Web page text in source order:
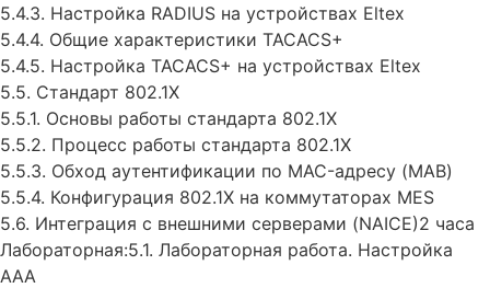
5.4.3. Настройка RADIUS на устройствах Eltex
5.4.4. Общие характеристики TACACS+
5.4.5. Настройка TACACS+ на устройствах Eltex
5.5. Стандарт 802.1X
5.5.1. Основы работы стандарта 802.1X
5.5.2. Процесс работы стандарта 802.1X
5.5.3. Обход аутентификации по MAC-адресу (MAB)
5.5.4. Конфигурация 802.1X на коммутаторах MES
5.6. Интеграция с внешними серверами (NAICE)2 часа
Лабораторная:5.1. Лабораторная работа. Настройка
AAA